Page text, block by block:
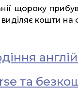
щороку
виділяє кошти
та